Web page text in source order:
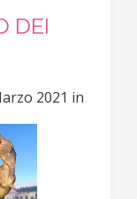
DEI
2021 in